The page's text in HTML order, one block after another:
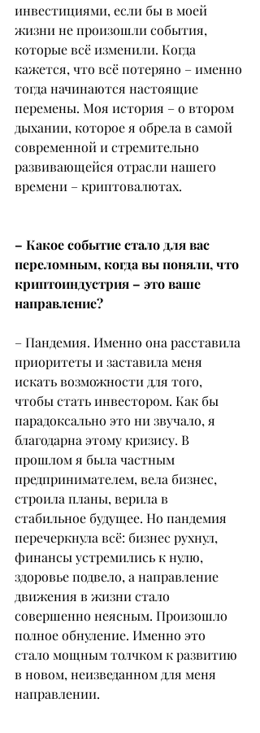
инвестициями, если бы в моей
жизни не произошли события,
которые всё изменили. Когда
кажется, что всё потеряно – именно
тогда начинаются настоящие
перемены. Моя история – о втором
дыхании, которое я обрела в самой
современной и стремительно
развивающейся отрасли нашего
времени – криптовалютах.
– Какое событие стало для вас
переломным, когда вы поняли, что
криптоиндустрия – это ваше
направление?
– Пандемия. Именно она расставила
приоритеты и заставила меня
искать возможности для того,
чтобы стать инвестором. Как бы
парадоксально это ни звучало, я
благодарна этому кризису. В
прошлом я была частным
предпринимателем, вела бизнес,
строила планы, верила в
стабильное будущее. Но пандемия
перечеркнула всё: бизнес рухнул,
финансы устремились к нулю,
здоровье подвело, а направление
движения в жизни стало
совершенно неясным. Произошло
полное обнуление. Именно это
стало мощным толчком к развитию
в новом, неизведанном для меня
направлении.